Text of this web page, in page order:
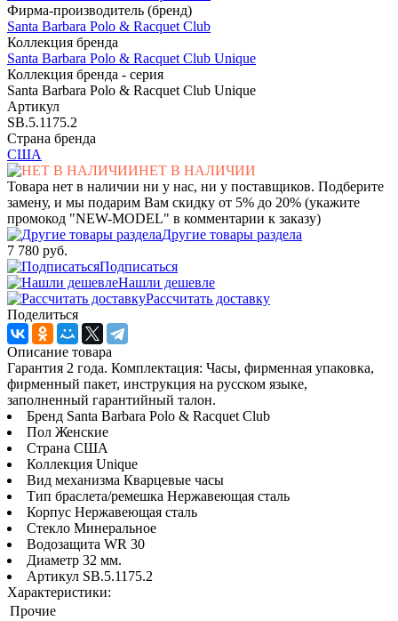
Фирма-производитель (бренд)
Santa Barbara Polo & Racquet Club
Коллекция бренда
Santa Barbara Polo & Racquet Club Unique
Коллекция бренда - серия
Santa Barbara Polo & Racquet Club Unique
Артикул
SB.5.1175.2
Страна бренда
США
НЕТ В НАЛИЧИИ
Товара нет в наличии ни у нас, ни у поставщиков. Подберите
замену, и мы подарим Вам скидку от 5% до 20% (укажите
промокод "NEW-MODEL" в комментарии к заказу)
Другие товары раздела
7 780 руб.
Подписаться
Нашли дешевле
Рассчитать доставку
Поделиться
Описание товара
Гарантия 2 года. Комплектация: Часы, фирменная упаковка,
фирменный пакет, инструкция на русском языке,
заполненный гарантийный талон.
Бренд Santa Barbara Polo & Racquet Club
Пол Женские
Страна США
Коллекция Unique
Вид механизма Кварцевые часы
Тип браслета/ремешка Нержавеющая сталь
Корпус Нержавеющая сталь
Стекло Минеральное
Водозащита WR 30
Диаметр 32 мм.
Артикул SB.5.1175.2
Характеристики:
Прочие